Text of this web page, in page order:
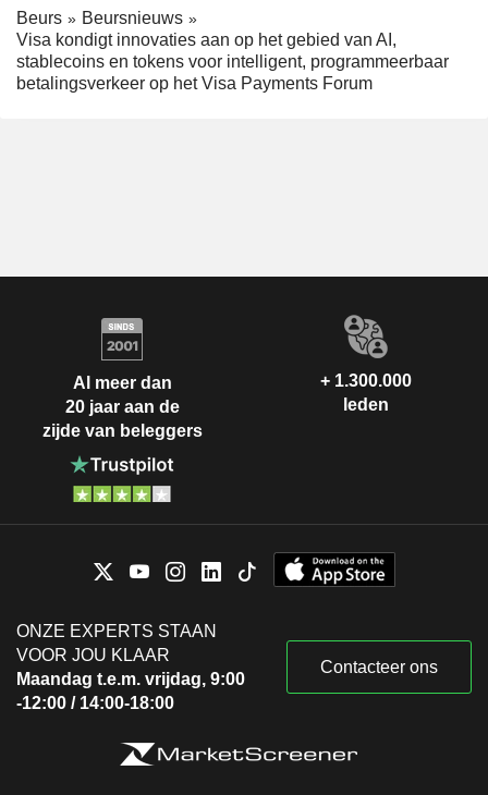
Beurs
Beursnieuws
Visa kondigt innovaties aan op het gebied van AI,
stablecoins en tokens voor intelligent, programmeerbaar
betalingsverkeer op het Visa Payments Forum
Al meer dan
20 jaar aan de
zijde van beleggers
+ 1.300.000
leden
ONZE EXPERTS STAAN
VOOR JOU KLAAR
Maandag t.e.m. vrijdag, 9:00
-12:00 / 14:00-18:00
Contacteer ons